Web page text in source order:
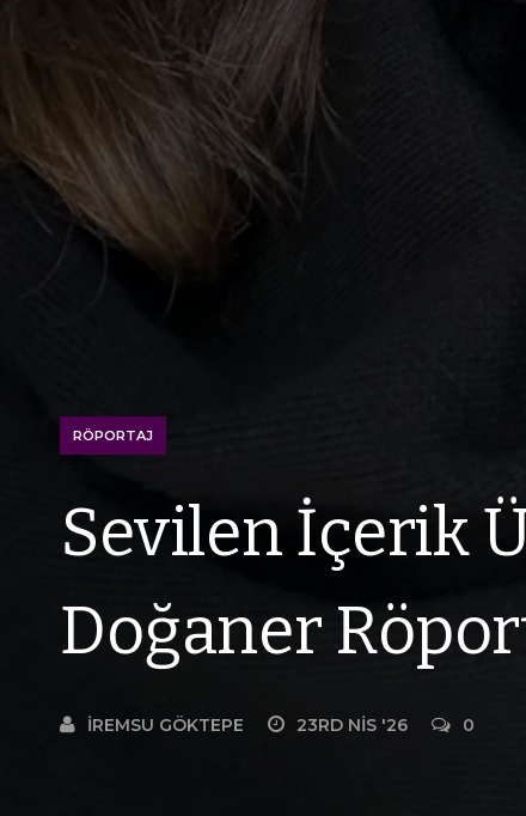
RÖPORTAJ
Sevilen İçerik
Doğaner
İREMSU GÖKTEPE 23RD NIS '26 0